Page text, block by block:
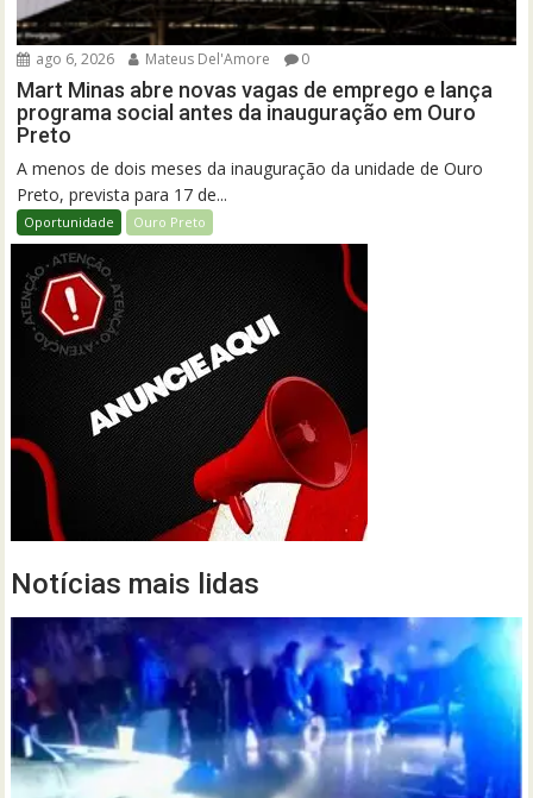
ago 6, 2026 Mateus Del'Amore 0
Mart Minas abre novas vagas de emprego e lança
programa social antes da inauguração em Ouro
Preto
A menos de dois meses da inauguração da unidade de Ouro
Preto, prevista para 17 de...
Oportunidade Ouro Preto
Notícias mais lidas